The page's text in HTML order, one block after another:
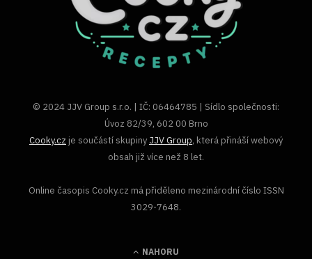
© 2024 JJV Group s.r.o. | IČ: 06464785 | Sídlo společnosti:
Úvoz 82/39, 602 00 Brno
Cooky.cz je součástí skupiny JJV Group, která přináší webový
obsah již více než 8 let.
Online časopis Cooky.cz má přiděleno mezinárodní číslo ISSN
3029-7648.
NAHORU